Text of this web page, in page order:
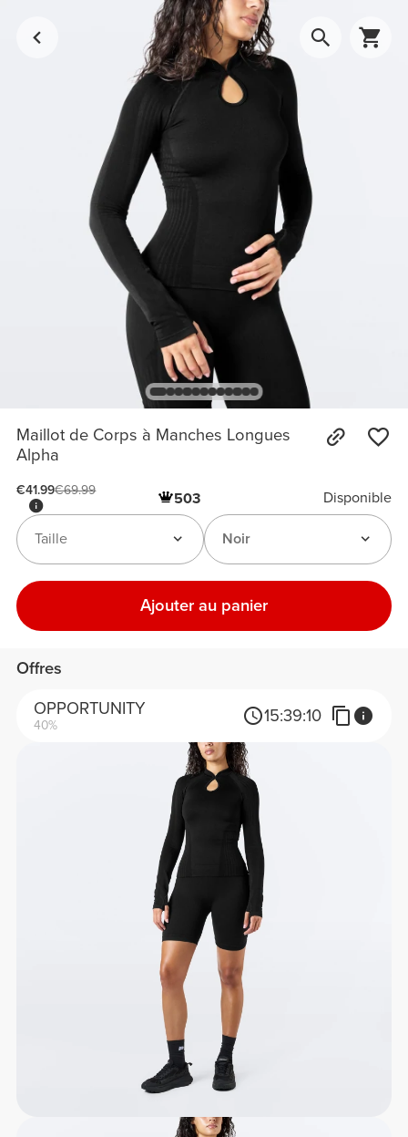
Maillot de Corps à Manches Longues
Alpha
€41.99€69.99
503 Disponible
Noir
Taille
Ajouter au panier
Offres
OPPORTUNITY
40% 15:39:10